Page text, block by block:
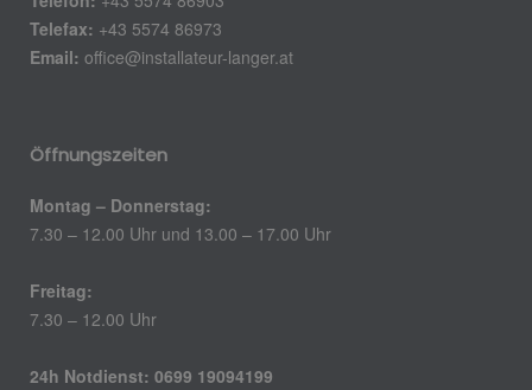
Telefax: +43 5574 86973
Email: office@installateur-langer.at
Öffnungszeiten
Montag – Donnerstag:
7.30 – 12.00 Uhr und 13.00 – 17.00 Uhr
Freitag:
7.30 – 12.00 Uhr
24h Notdienst: 0699 19094199